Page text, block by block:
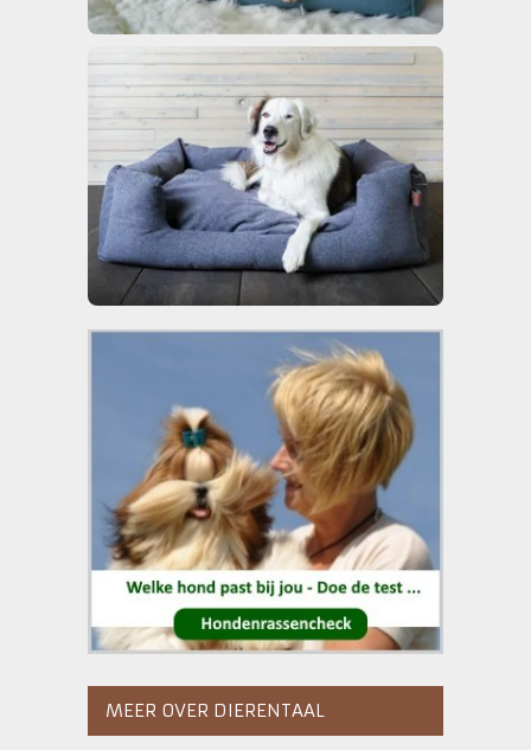
MEER OVER DIERENTAAL